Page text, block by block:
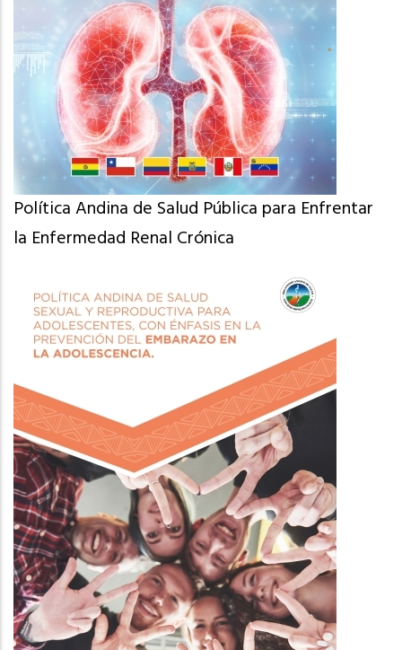
Política Andina de Salud Pública para Enfrentar
la Enfermedad Renal Crónica